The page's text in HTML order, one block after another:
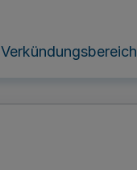
Verkündungsbereich